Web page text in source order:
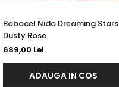
Bobocel Nido Dreaming Stars
Dusty Rose
689,00 Lei
ADAUGA IN COS